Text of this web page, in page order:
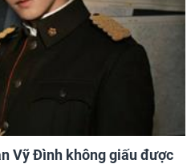
Vỹ Đình không giấu được